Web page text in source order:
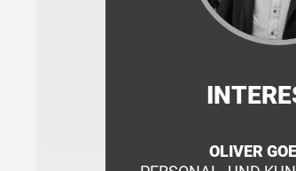
OLIVER